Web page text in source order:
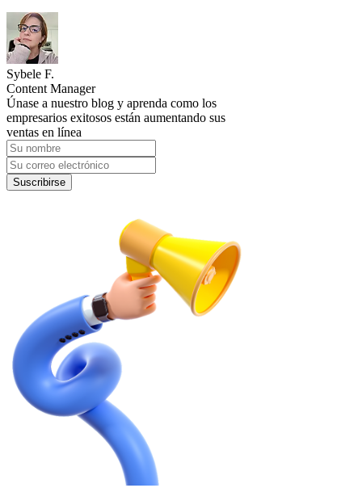
Sybele F.
Content Manager
Únase a nuestro blog y aprenda como los
empresarios exitosos están aumentando sus
ventas en línea
Suscribirse